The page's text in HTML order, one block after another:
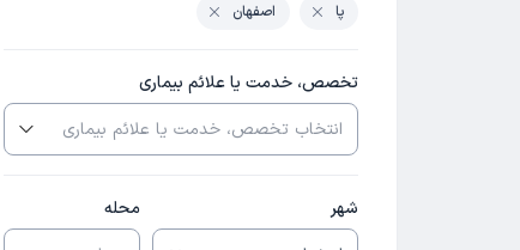
پا اصفهان
تخصص، خدمت یا علائم بیماری
شهر محله